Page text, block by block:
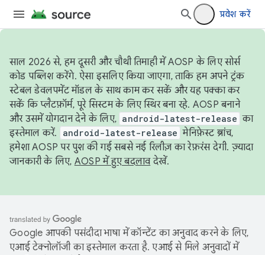
प्रवेश करें
साल 2026 से, हम दूसरी और चौथी तिमाही में AOSP के लिए सोर्स
कोड पब्लिश करेंगे. ऐसा इसलिए किया जाएगा, ताकि हम अपने ट्रंक
स्टेबल डेवलपमेंट मॉडल के साथ काम कर सकें और यह पक्का कर
सकें कि प्लैटफ़ॉर्म, पूरे सिस्टम के लिए स्थिर बना रहे. AOSP बनाने
और उसमें योगदान देने के लिए, android-latest-release का
इस्तेमाल करें.
android-latest-release मेनिफ़ेस्ट ब्रांच,
हमेशा AOSP पर पुश की गई सबसे नई रिलीज़ का रेफ़रंस देगी. ज़्यादा
जानकारी के लिए, AOSP में हुए बदलावदेखें.
Google आपकी पसंदीदा भाषा में कॉन्टेंट का अनुवाद करने के लिए,
एआई टेक्नोलॉजी का इस्तेमाल करता है. एआई से मिले अनुवादों में